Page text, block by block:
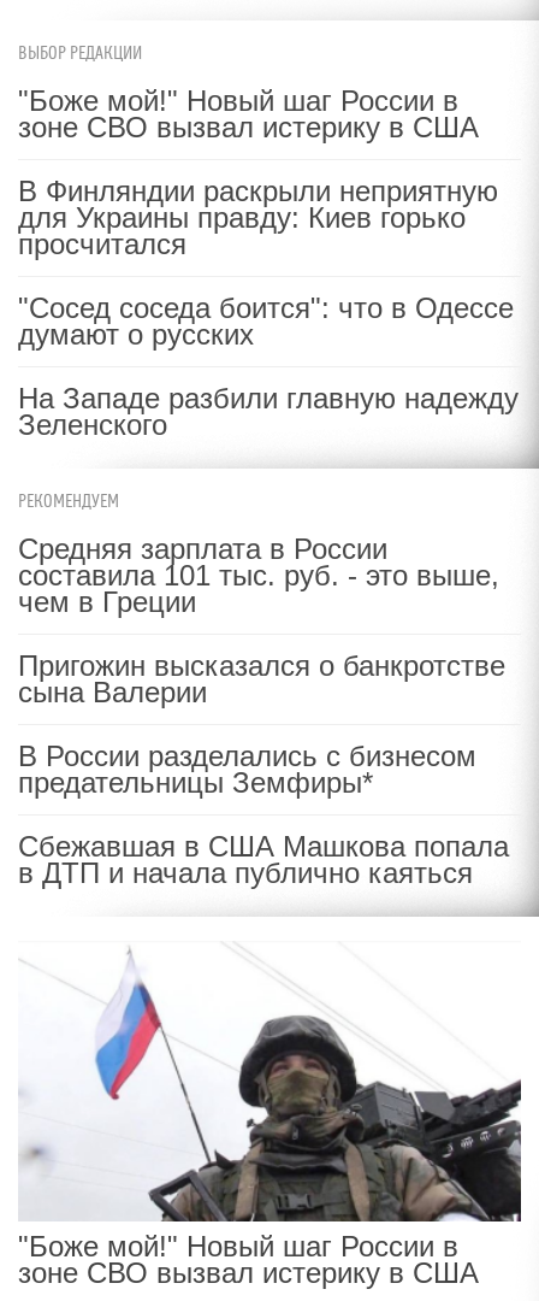
ВЫБОР РЕДАКЦИИ
"Боже мой!" Новый шаг России в
зоне СВО вызвал истерику в США
В Финляндии раскрыли неприятную
для Украины правду: Киев горько
просчитался
"Сосед соседа боится": что в Одессе
думают о русских
На Западе разбили главную надежду
Зеленского
РЕКОМЕНДУЕМ
Средняя зарплата в России
составила 101 тыс. руб. - это выше,
чем в Греции
Пригожин высказался о банкротстве
сына Валерии
В России разделались с бизнесом
предательницы Земфиры*
Сбежавшая в США Машкова попала
в ДТП и начала публично каяться
"Боже мой!" Новый шаг России в
зоне СВО вызвал истерику в США